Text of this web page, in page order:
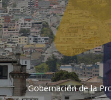
Gobernación de la